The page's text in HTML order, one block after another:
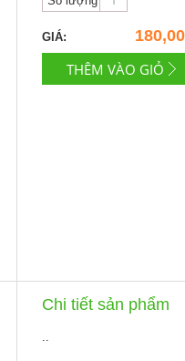
GIÁ:
Chi tiết sản phẩm
..